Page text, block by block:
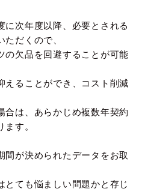
に次年度以降、必要とされる
だくので、
の欠品を回避することが可能
えることができ、コスト削減
合は、あらかじめ複数年契約
す。
間が決められたデータをお取
とても悩ましい問題かと存じ